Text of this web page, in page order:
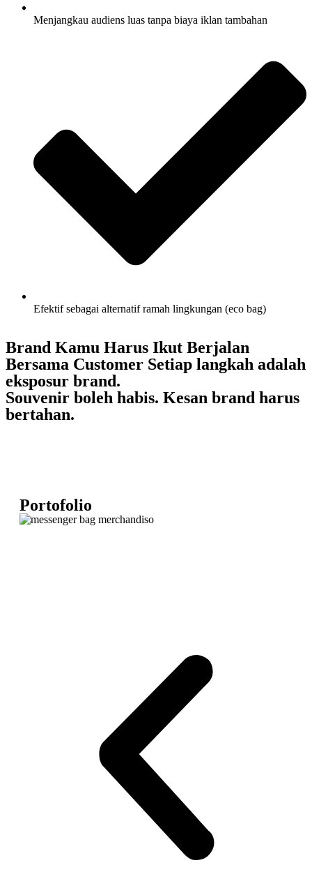
Menjangkau audiens luas tanpa biaya iklan tambahan
Efektif sebagai alternatif ramah lingkungan (eco bag)
Brand Kamu Harus Ikut Berjalan
Bersama Customer Setiap langkah adalah
eksposur brand.
Souvenir boleh habis. Kesan brand harus
bertahan.
Portofolio